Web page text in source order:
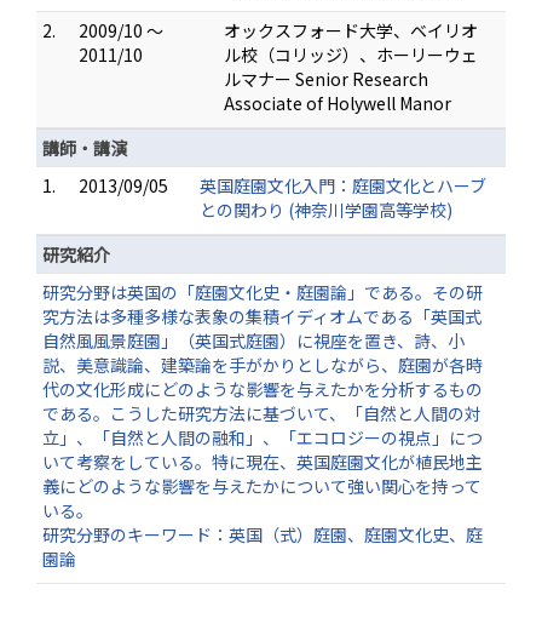
2.
2009/10 ～
2011/10
オックスフォード大学、ベイリオ
ル校（コリッジ）、ホーリーウェ
ルマナー Senior Research
Associate of Holywell Manor
講師・講演
1.
2013/09/05
英国庭園文化入門：庭園文化とハーブ
との関わり (神奈川学園高等学校)
研究紹介
研究分野は英国の「庭園文化史・庭園論」である。その研
究方法は多種多様な表象の集積イディオムである「英国式
自然風風景庭園」（英国式庭園）に視座を置き、詩、小
説、美意識論、建築論を手がかりとしながら、庭園が各時
代の文化形成にどのような影響を与えたかを分析するもの
である。こうした研究方法に基づいて、「自然と人間の対
立」、「自然と人間の融和」、「エコロジーの視点」につ
いて考察をしている。特に現在、英国庭園文化が植民地主
義にどのような影響を与えたかについて強い関心を持って
いる。
研究分野のキーワード：英国（式）庭園、庭園文化史、庭
園論